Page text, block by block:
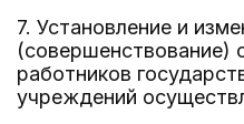
7. Установление и
(совершенствование)
работников
учреждений